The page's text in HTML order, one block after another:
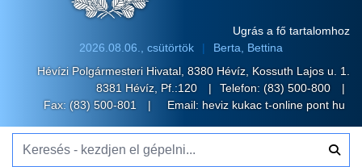
Ugrás a fő tartalomhoz
2026.08.06., csütörtök
Berta, Bettina
Hévízi Polgármesteri Hivatal, 8380 Hévíz, Kossuth Lajos u. 1.
8381 Hévíz, Pf.:120
Telefon: (83) 500-800
Fax: (83) 500-801
Email: heviz kukac t-online pont hu